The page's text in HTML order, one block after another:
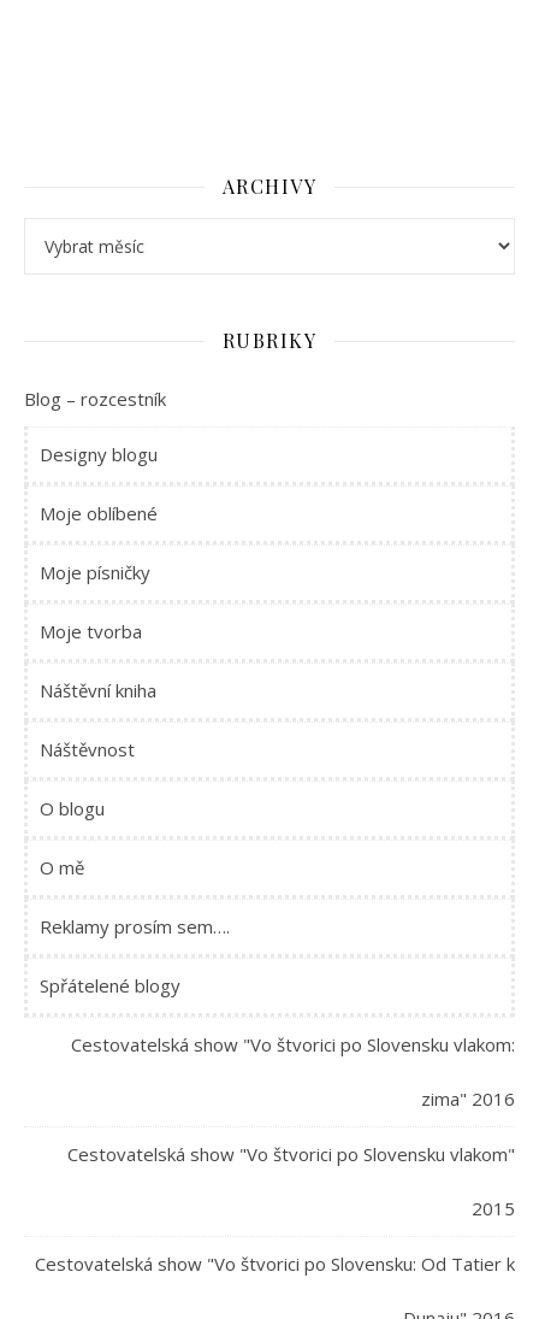
ARCHIVY
RUBRIKY
Blog – rozcestník
Designy blogu
Moje oblíbené
Moje písničky
Moje tvorba
Náštěvní kniha
Náštěvnost
O blogu
O mě
Reklamy prosím sem….
Spřátelené blogy
Cestovatelská show "Vo štvorici po Slovensku vlakom:
zima" 2016
Cestovatelská show "Vo štvorici po Slovensku vlakom"
2015
Cestovatelská show "Vo štvorici po Slovensku: Od Tatier k